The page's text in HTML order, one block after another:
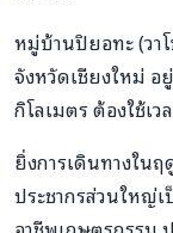
หมู่บ้านปิยอทะ (วา
จังหวัดเชียงใหม่ อ
กิโลเมตร ต้องใช้เ
ยิ่งการเดินทางใน
ประชากรส่วนใหญ่เ